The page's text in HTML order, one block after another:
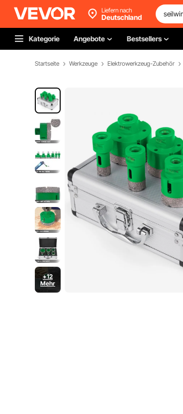
Liefern nach
Deutschland
Kategorie Angebote Bestsellers
Startseite Werkzeuge Elektrowerkzeug-Zubehör
+12
Mehr